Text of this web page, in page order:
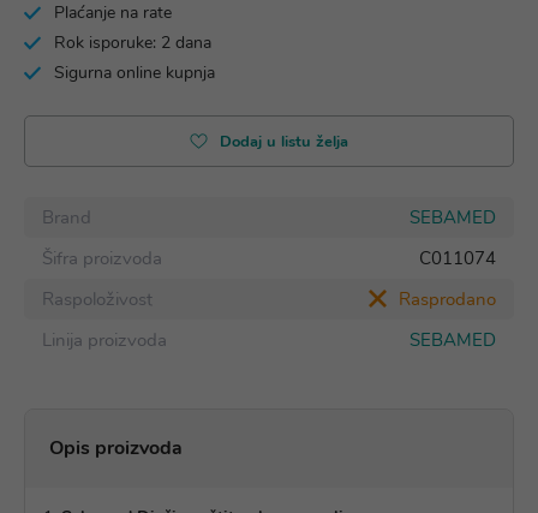
Plaćanje na rate
Rok isporuke: 2 dana
Sigurna online kupnja
Dodaj u listu želja
Brand
SEBAMED
Šifra proizvoda
C011074
Raspoloživost
Rasprodano
Linija proizvoda
SEBAMED
Opis proizvoda